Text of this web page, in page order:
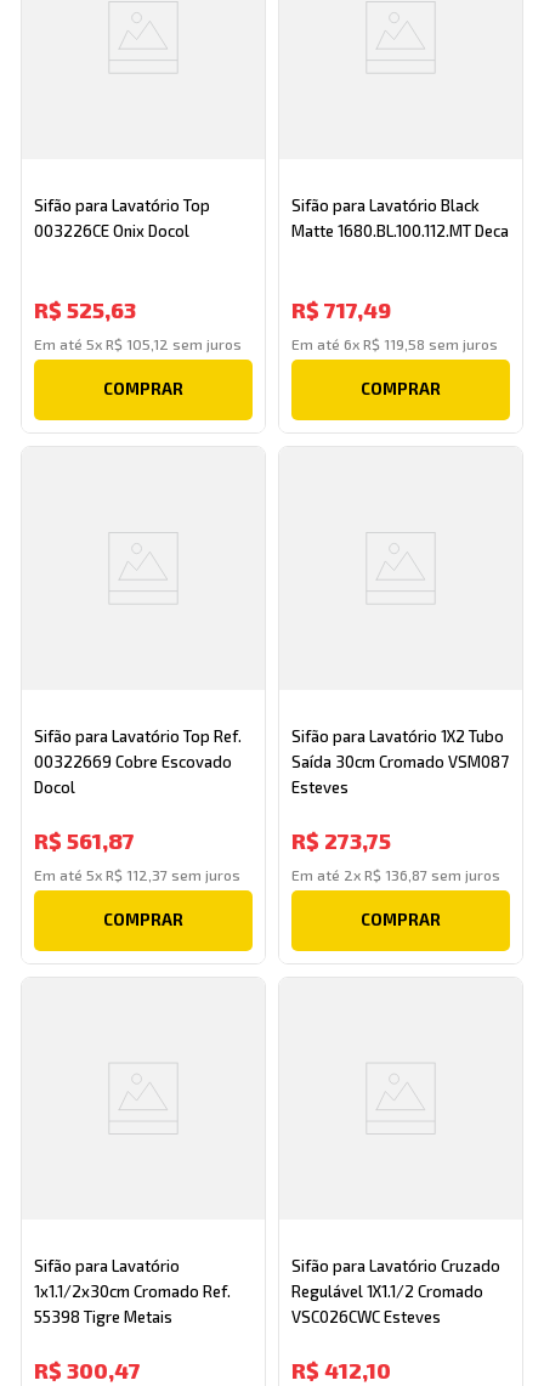
Sifão para Lavatório Top
003226CE Onix Docol
R$ 525,63
Em até5xR$ 105 12 sem juros
COMPRAR
Sifão para Lavatório Black
Matte 1680.BL.100.112.MT Deca
R$ 717,49
Em até 6x R$ 119 58 sem juros
COMPRAR
Sifão para Lavatório Top Ref.
00322669 Cobre Escovado
Docol
R$ 561,87
Em até5xR$ 112 37 sem juros
COMPRAR
Sifão para Lavatório 1X2 Tubo
Saída 30cm Cromado VSM087
Esteves
R$ 273,75
Em até 2x R$ 136 87 sem juros
COMPRAR
Sifão para Lavatório
1x1.1/2x30cm Cromado Ref.
55398 Tigre Metais
R$ 300,47
Sifão para Lavatório Cruzado
Regulável 1X1.1/2 Cromado
VSC026CWC Esteves
R$ 412,10